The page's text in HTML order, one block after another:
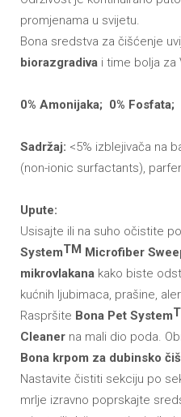
promjenama u svijetu.
Bona sredstva za čišćenje
biorazgradiva i time bolja za
0% Amonijaka; 0% Fosfata;
Sadržaj: <5% izblejivača na
(non-ionic surfactants),
Upute:
Usisajte ili na suho očistite
SystemTM Microfiber
mikrovlakana kako biste
kućnih ljubimaca, prašine,
Raspršite Bona Pet System
Cleaner na mali dio poda.
Bona krpom za dubinsko
Nastavite čistiti sekciju po
mrlje izravno poprskajte